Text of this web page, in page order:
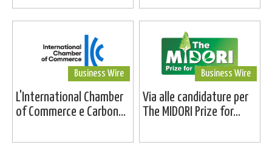
Business Wire
L'International Chamber
of Commerce e Carbon...
Business Wire
Via alle candidature per
The MIDORI Prize for...